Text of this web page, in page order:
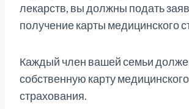
лекарств, вы должны подать
получение карты медицинского
Каждый член вашей семьи
собственную карту медицинского
страхования.